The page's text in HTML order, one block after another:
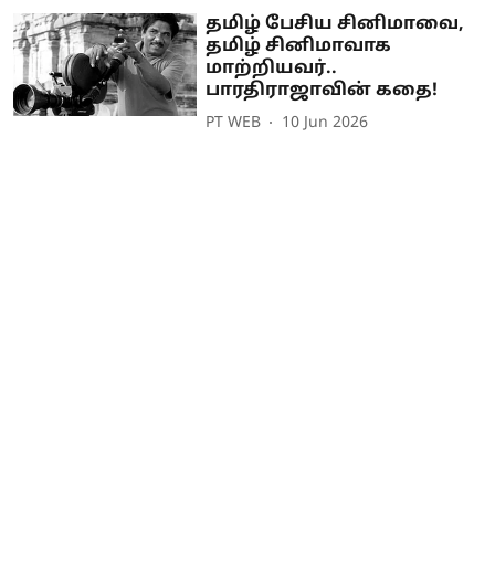
தமிழ் பேசிய சினிமாவை,
தமிழ் சினிமாவாக
மாற்றியவர்..
பாரதிராஜாவின் கதை!
PT WEB 10 Jun 2026